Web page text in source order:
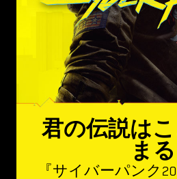
君の伝説は
まる
『サイバーパンク